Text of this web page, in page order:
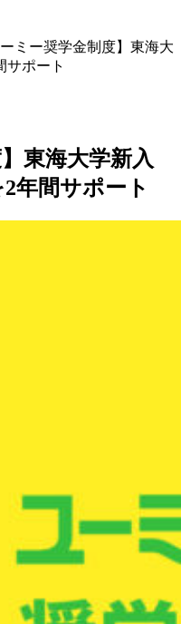
ーミー奨学金制度】東海大
サポート
東海大学新入
年間サポート